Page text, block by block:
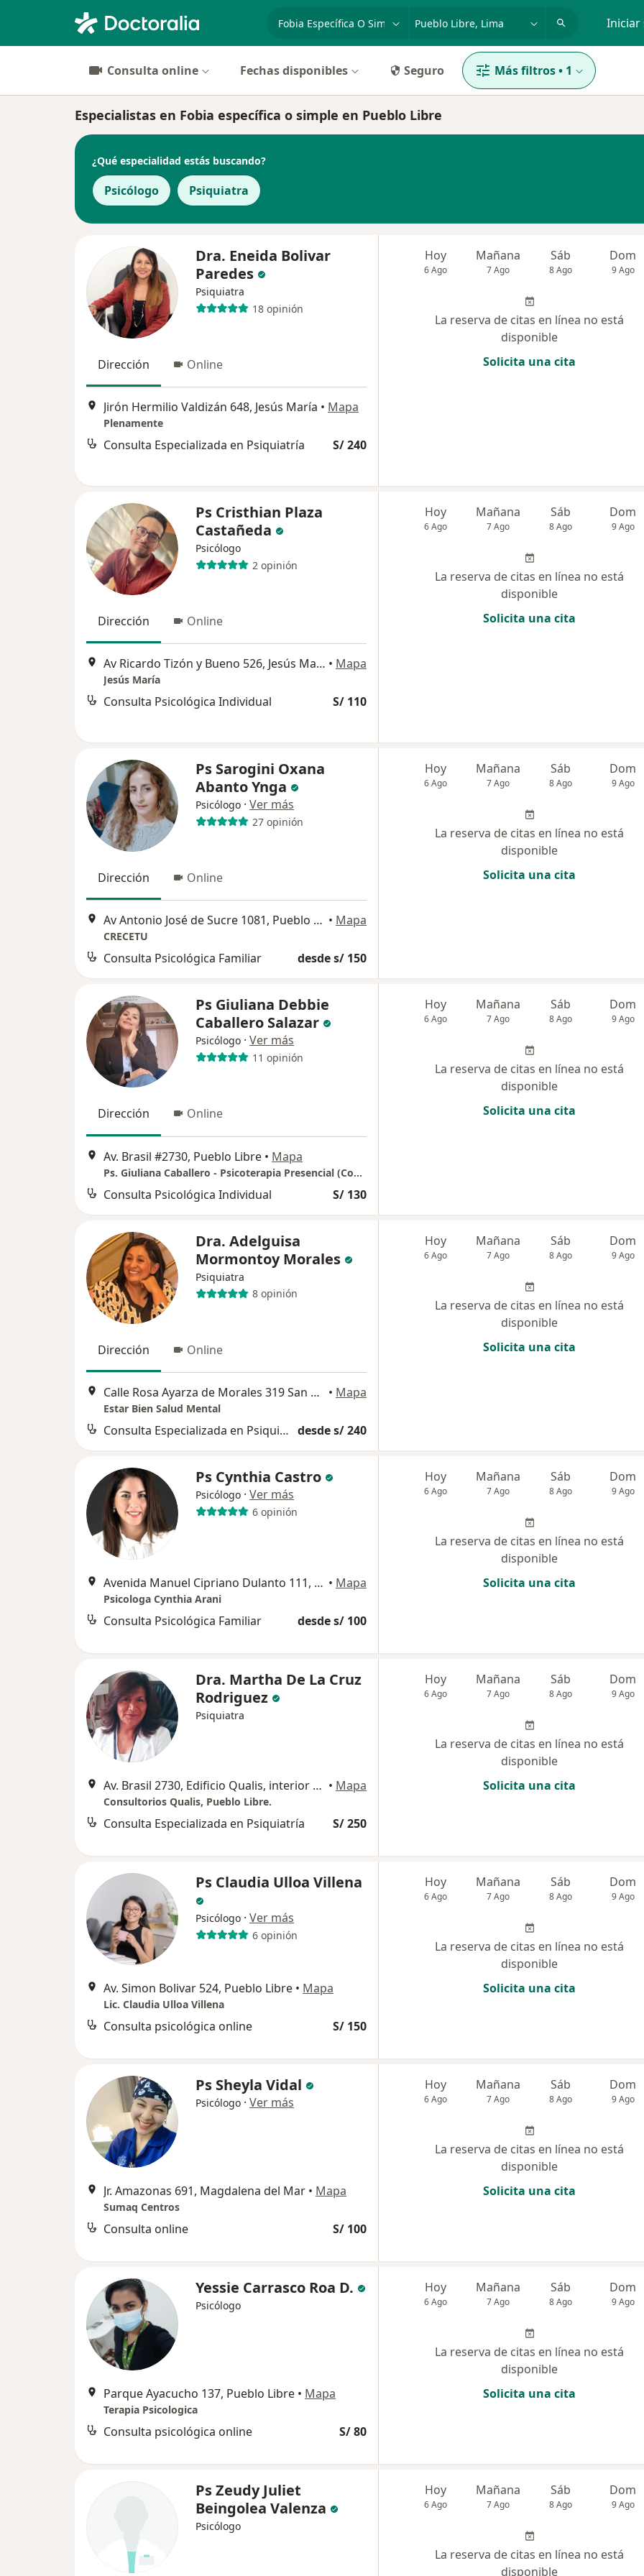
especialidad, enfermedad o nombre Iniciar
Consulta online Fechas disponibles Seguro Más filtros• 1
Especialistas en Fobia específica o simple en Pueblo Libre
¿Qué especialidad estás buscando?
Psicólogo Psiquiatra
Dra. Eneida Bolivar
Paredes
Psiquiatra
18 opinión
Dirección Online
Jirón Hermilio Valdizán 648, Jesús María • Mapa
Plenamente
Consulta Especializada en Psiquiatría S/ 240
Hoy
6 Ago
Mañana
7 Ago
Sáb
8 Ago
Dom
9 Ago
La reserva de citas en línea no está
disponible
Solicita una cita
Ps Cristhian Plaza
Castañeda
Psicólogo
2 opinión
Dirección Online
Av Ricardo Tizón y Bueno 526, Jesús María • Mapa
Jesús María
Consulta Psicológica Individual S/ 110
Hoy
6 Ago
Mañana
7 Ago
Sáb
8 Ago
Dom
9 Ago
La reserva de citas en línea no está
disponible
Solicita una cita
Ps Sarogini Oxana
Abanto Ynga
Psicólogo · Ver más
27 opinión
Dirección Online
Av Antonio José de Sucre 1081, Pueblo Libre • Mapa
CRECETU
Consulta Psicológica Familiar desde s/ 150
Hoy
6 Ago
Mañana
7 Ago
Sáb
8 Ago
Dom
9 Ago
La reserva de citas en línea no está
disponible
Solicita una cita
Ps Giuliana Debbie
Caballero Salazar
Psicólogo · Ver más
11 opinión
Dirección Online
Av. Brasil #2730, Pueblo Libre • Mapa
Ps. Giuliana Caballero - Psicoterapia Presencial (Consultorio Qualis)
Consulta Psicológica Individual S/ 130
Hoy
6 Ago
Mañana
7 Ago
Sáb
8 Ago
Dom
9 Ago
La reserva de citas en línea no está
disponible
Solicita una cita
Dra. Adelguisa
Mormontoy Morales
Psiquiatra
8 opinión
Dirección Online
Calle Rosa Ayarza de Morales 319 San Miguel, Cercado de Lima • Mapa
Estar Bien Salud Mental
Consulta Especializada en Psiquiatría desde s/ 240
Hoy
6 Ago
Mañana
7 Ago
Sáb
8 Ago
Dom
9 Ago
La reserva de citas en línea no está
disponible
Solicita una cita
Ps Cynthia Castro
Psicólogo · Ver más
6 opinión
Avenida Manuel Cipriano Dulanto 111, Magdalena del Mar • Mapa
Psicologa Cynthia Arani
Consulta Psicológica Familiar desde s/ 100
Hoy
6 Ago
Mañana
7 Ago
Sáb
8 Ago
Dom
9 Ago
La reserva de citas en línea no está
disponible
Solicita una cita
Dra. Martha De La Cruz
Rodriguez
Psiquiatra
Av. Brasil 2730, Edificio Qualis, interior 1413., Pueblo Libre • Mapa
Consultorios Qualis, Pueblo Libre.
Consulta Especializada en Psiquiatría S/ 250
Hoy
6 Ago
Mañana
7 Ago
Sáb
8 Ago
Dom
9 Ago
La reserva de citas en línea no está
disponible
Solicita una cita
Ps Claudia Ulloa Villena
Psicólogo · Ver más
6 opinión
Av. Simon Bolivar 524, Pueblo Libre • Mapa
Lic. Claudia Ulloa Villena
Consulta psicológica online S/ 150
Hoy
6 Ago
Mañana
7 Ago
Sáb
8 Ago
Dom
9 Ago
La reserva de citas en línea no está
disponible
Solicita una cita
Ps Sheyla Vidal
Psicólogo · Ver más
Jr. Amazonas 691, Magdalena del Mar • Mapa
Sumaq Centros
Consulta online S/ 100
Hoy
6 Ago
Mañana
7 Ago
Sáb
8 Ago
Dom
9 Ago
La reserva de citas en línea no está
disponible
Solicita una cita
Yessie Carrasco Roa D.
Psicólogo
Parque Ayacucho 137, Pueblo Libre • Mapa
Terapia Psicologica
Consulta psicológica online S/ 80
Hoy
6 Ago
Mañana
7 Ago
Sáb
8 Ago
Dom
9 Ago
La reserva de citas en línea no está
disponible
Solicita una cita
Ps Zeudy Juliet
Beingolea Valenza
Psicólogo
Hoy
6 Ago
Mañana
7 Ago
Sáb
8 Ago
Dom
9 Ago
La reserva de citas en línea no está
disponible